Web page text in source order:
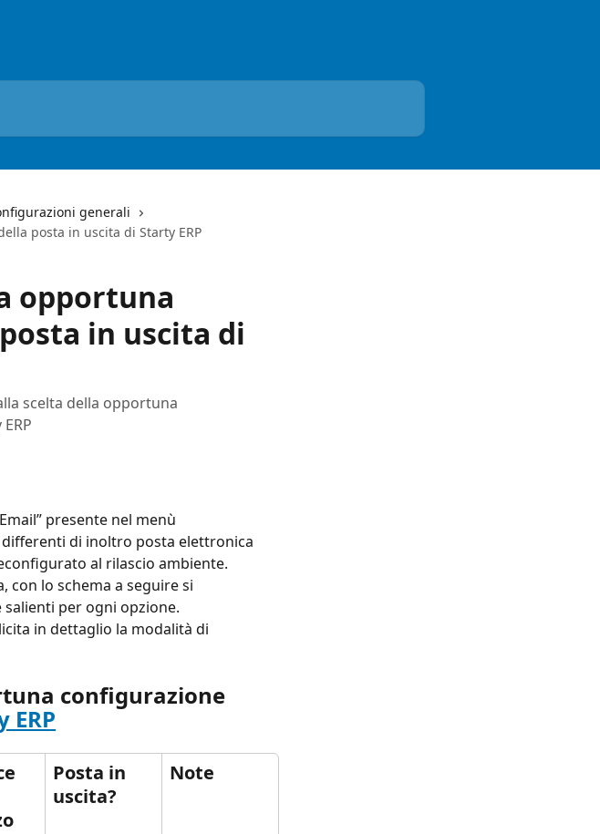
generali
posta in uscita di Starty ERP
opportuna
in uscita di
scelta della opportuna
presente nel menù
di inoltro posta elettronica
al rilascio ambiente.
con lo schema a seguire si
per ogni opzione.
in dettaglio la modalità di
configurazione
ERP
Posta in
uscita?
Note